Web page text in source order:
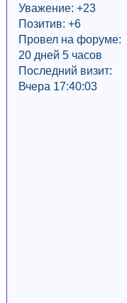
Уважение: +23
Позитив: +6
Провел на форуме:
20 дней 5 часов
Последний визит:
Вчера 17:40:03